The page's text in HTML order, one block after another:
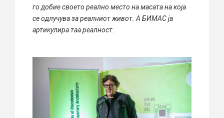
го добие своето реално место на масата на која
се одлучува за реалниот живот. А БИМАС ја
артикулира таа реалност.